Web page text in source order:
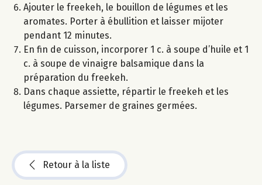
Ajouter le freekeh, le bouillon de légumes et les
aromates. Porter à ébullition et laisser mijoter
pendant 12 minutes.
En fin de cuisson, incorporer 1 c. à soupe d’huile et 1
c. à soupe de vinaigre balsamique dans la
préparation du freekeh.
Dans chaque assiette, répartir le freekeh et les
légumes. Parsemer de graines germées.
Retour à la liste